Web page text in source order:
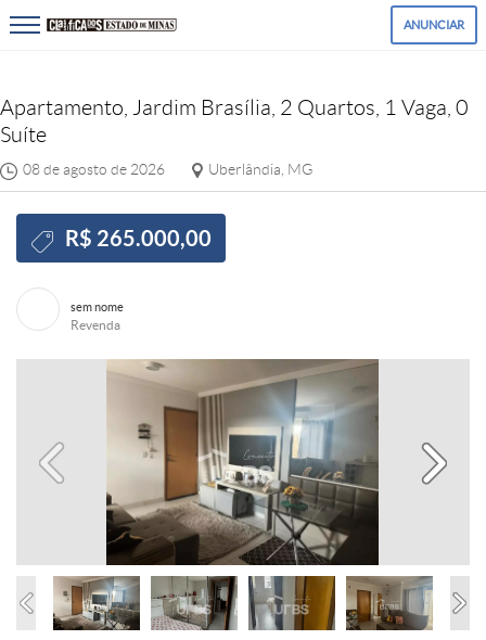
ANUNCIAR
Apartamento, Jardim Brasília, 2 Quartos, 1 Vaga, 0
Suíte
08 de agosto de 2026 Uberlândia, MG
R$ 265.000,00
sem nome
Revenda